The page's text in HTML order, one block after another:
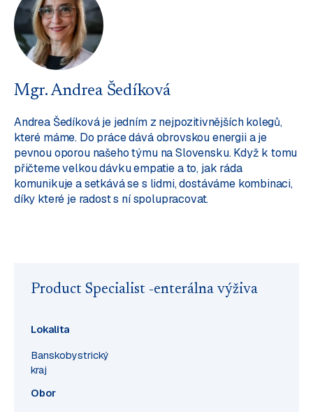
Mgr. Andrea Šedíková
Andrea Šedíková je jedním z nejpozitivnějších kolegů,
které máme. Do práce dává obrovskou energii a je
pevnou oporou našeho týmu na Slovensku. Když k tomu
přičteme velkou dávku empatie a to, jak ráda
komunikuje a setkává se s lidmi, dostáváme kombinaci,
díky které je radost s ní spolupracovat.
Product Specialist -enterálna výživa
Lokalita
Banskobystrický
kraj
Obor